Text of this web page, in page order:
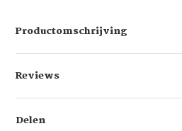
Productomschrijving
Reviews
Delen